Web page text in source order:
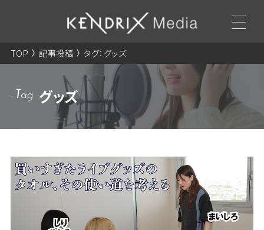
TOP 記事投稿 タグ：グッズ
グッズ